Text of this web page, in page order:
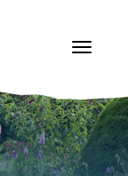
navigatie